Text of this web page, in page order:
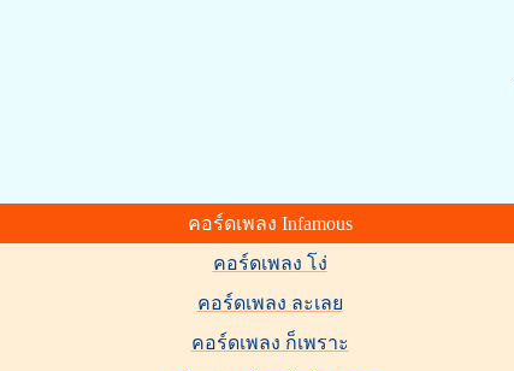
คอร์ดเพลง Infamous
คอร์ดเพลง โง่
คอร์ดเพลง ละเลย
คอร์ดเพลง ก็เพราะ